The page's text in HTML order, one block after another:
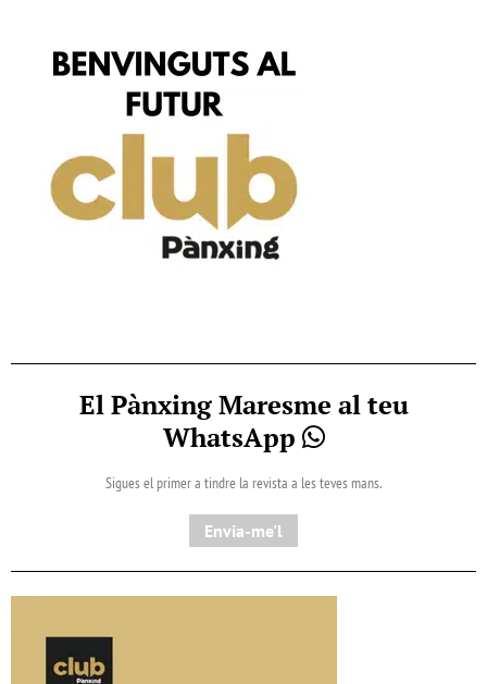
El Pànxing Maresme al teu
WhatsApp
Sigues el primer a tindre la revista a les teves mans.
Envia-me'l